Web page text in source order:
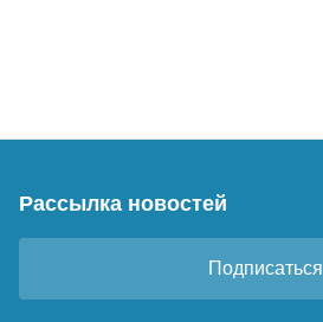
Рассылка новостей
Подписаться